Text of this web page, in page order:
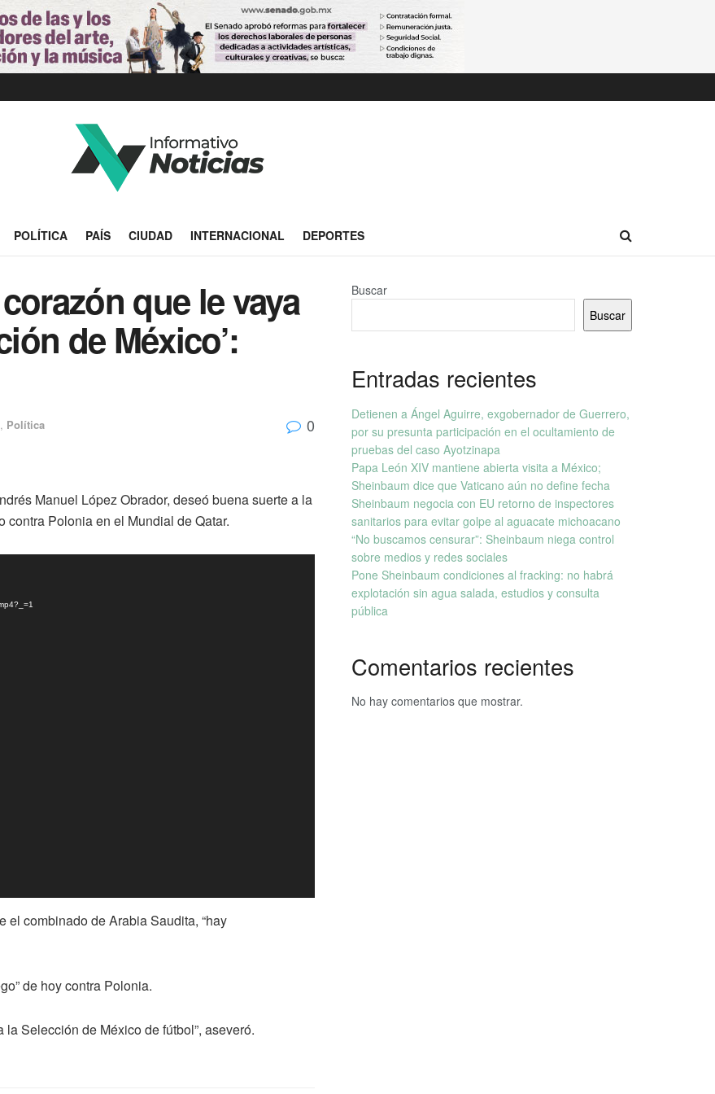
POLÍTICA PAÍS CIUDAD INTERNACIONAL DEPORTES
que le vaya
de México’:
, Política 0
Manuel López Obrador, deseó buena suerte a la
Polonia en el Mundial de Qatar.
el combinado de Arabia Saudita, “hay
de hoy contra Polonia.
Selección de México de fútbol”, aseveró.
Buscar
Buscar
Entradas recientes
Detienen a Ángel Aguirre, exgobernador de Guerrero,
por su presunta participación en el ocultamiento de
pruebas del caso Ayotzinapa
Papa León XIV mantiene abierta visita a México;
Sheinbaum dice que Vaticano aún no define fecha
Sheinbaum negocia con EU retorno de inspectores
sanitarios para evitar golpe al aguacate michoacano
“No buscamos censurar”: Sheinbaum niega control
sobre medios y redes sociales
Pone Sheinbaum condiciones al fracking: no habrá
explotación sin agua salada, estudios y consulta
pública
Comentarios recientes
No hay comentarios que mostrar.